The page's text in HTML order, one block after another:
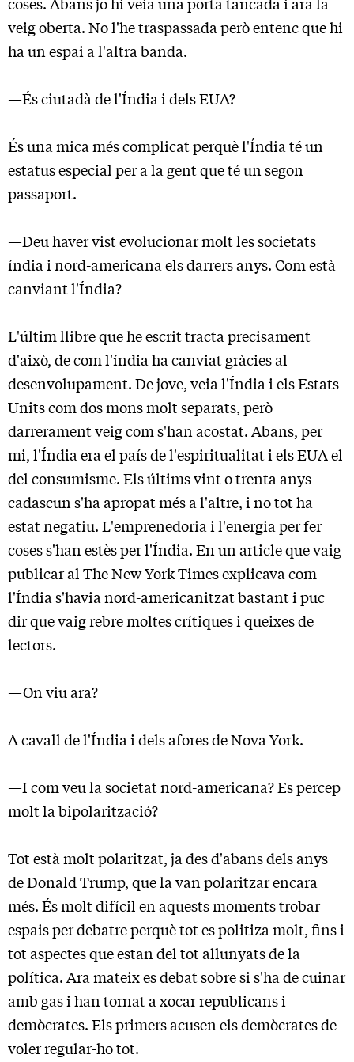
veig oberta. No l'he traspassada però entenc que hi
ha un espai a l'altra banda.
—És ciutadà de l'Índia i dels EUA?
És una mica més complicat perquè l'Índia té un
estatus especial per a la gent que té un segon
passaport.
—Deu haver vist evolucionar molt les societats
índia i nord-americana els darrers anys. Com està
canviant l'Índia?
L'últim llibre que he escrit tracta precisament
d'això, de com l'índia ha canviat gràcies al
desenvolupament. De jove, veia l'Índia i els Estats
Units com dos mons molt separats, però
darrerament veig com s'han acostat. Abans, per
mi, l'Índia era el país de l'espiritualitat i els EUA el
del consumisme. Els últims vint o trenta anys
cadascun s'ha apropat més a l'altre, i no tot ha
estat negatiu. L'emprenedoria i l'energia per fer
coses s'han estès per l'Índia. En un article que vaig
publicar al The New York Times explicava com
l'Índia s'havia nord-americanitzat bastant i puc
dir que vaig rebre moltes crítiques i queixes de
lectors.
—On viu ara?
A cavall de l'Índia i dels afores de Nova York.
—I com veu la societat nord-americana? Es percep
molt la bipolarització?
Tot està molt polaritzat, ja des d'abans dels anys
de Donald Trump, que la van polaritzar encara
més. És molt difícil en aquests moments trobar
espais per debatre perquè tot es politiza molt, fins i
tot aspectes que estan del tot allunyats de la
política. Ara mateix es debat sobre si s'ha de cuinar
amb gas i han tornat a xocar republicans i
demòcrates. Els primers acusen els demòcrates de
voler regular-ho tot.